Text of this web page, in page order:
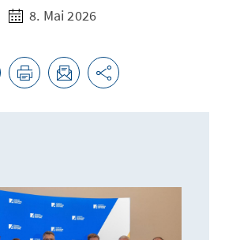
8. Mai 2026